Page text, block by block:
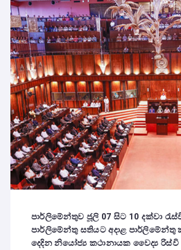
පාර්ලිමේන්තුව ජූලි 07 සිට 10 දක්වා
පාර්ලිමේන්තු සතියට අදාළ
දෙදින නියෝජ්‍ය කථානායක වෛද්‍ය රිස්වි